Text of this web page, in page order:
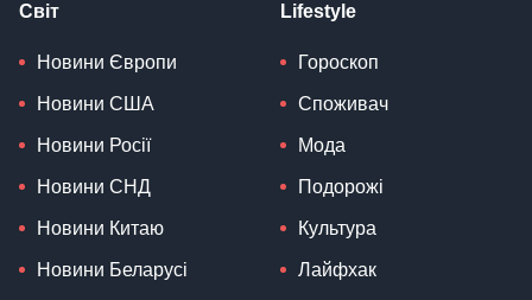
Світ
Новини Європи
Новини США
Новини Росії
Новини СНД
Новини Китаю
Новини Беларусі
Lifestyle
Гороскоп
Споживач
Мода
Подорожі
Культура
Лайфхак